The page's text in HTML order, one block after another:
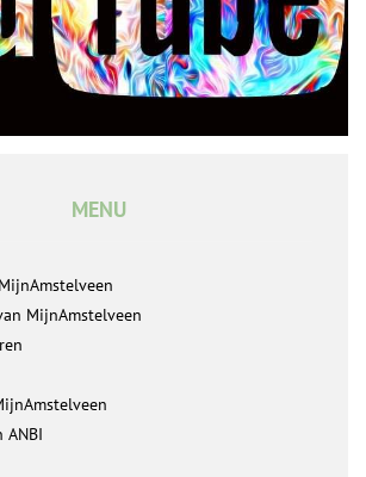
MENU
MijnAmstelveen
ANBI